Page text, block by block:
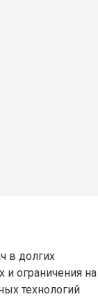
в долгих
ограничения на
технологий